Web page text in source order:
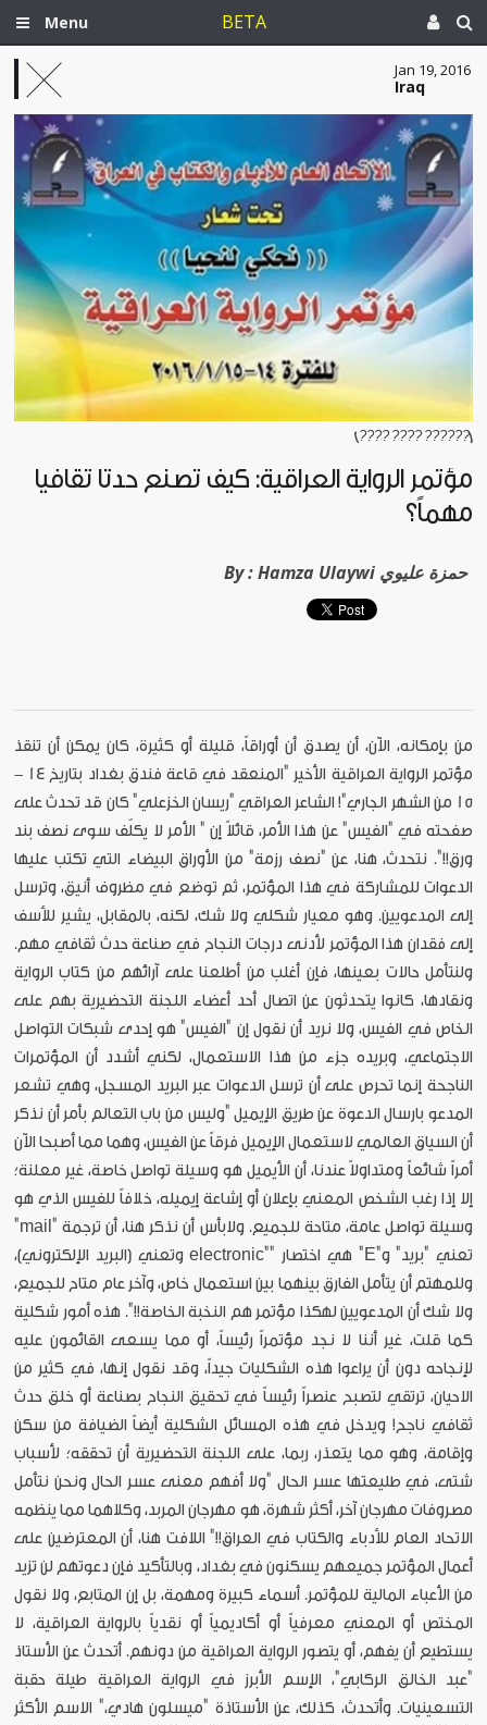
Menu BETA
Jan 19, 2016
Iraq
[?????? ???? ????]
مؤتمر الرواية العراقية: كيف تصنع حدثاً ثقافياً
مهماً؟
By : Hamza Ulaywi حمزة عليوي
من بإمكانه، الآن، أن يصدق أن أوراقاً، قليلة أو كثيرة، كان يمكن أن تنقذ
مؤتمر الرواية العراقية الأخير "المنعقد في قاعة فندق بغداد بتاريخ 14 -
15 من الشهر الجاري"! الشاعر العراقي "ريسان الخزعلي" كان قد تحدث على
صفحته في "الفيس" عن هذا الأمر، قائلاً إن " الأمر لا يكلّف سوى نصف بند
ورق!!". نتحدث، هنا، عن "نصف رزمة" من الأوراق البيضاء التي تكتب عليها
الدعوات للمشاركة في هذا المؤتمر، ثم توضع في مظروف أنيق، وترسل
إلى المدعويين. وهو معيار شكلي ولا شك، لكنه، بالمقابل، يشير للأسف
إلى فقدان هذا المؤتمر لأدنى درجات النجاح في صناعة حدث ثقافي مهم.
ولنتأمل حالات بعينها، فإن أغلب من أطلعنا على آرائهم من كتاب الرواية
ونقادها، كانوا يتحدثون عن اتصال أحد أعضاء اللجنة التحضيرية بهم على
الخاص في الفيس، ولا نريد أن نقول إن "الفيس" هو إحدى شبكات التواصل
الاجتماعي، وبريده جزء من هذا الاستعمال، لكني أشدد أن المؤتمرات
الناجحة إنما تحرص على أن ترسل الدعوات عبر البريد المسجل، وهي تشعر
المدعو بارسال الدعوة عن طريق الإيميل "وليس من باب التعالم بأمر أن نذكر
أن السياق العالمي لاستعمال الإيميل فرقاً عن الفيس، وهما مما أصبحا الآن
أمراً شائعاً ومتداولاً عندنا، أن الأيميل هو وسيلة تواصل خاصة، غير معلنة؛
إلا إذا رغب الشخص المعني بإعلان أو إشاعة إيميله، خلافاً للفيس الذي هو
وسيلة تواصل عامة، متاحة للجميع. ولابأس أن نذكر هنا، أن ترجمة "mail"
تعني "بريد" و"E" هي اختصار ""electronic وتعني (البريد الإلكتروني)،
وللمهتم أن يتأمل الفارق بينهما بين استعمال خاص، وآخر عام متاح للجميع،
ولا شك أن المدعويين لهكذا مؤتمر هم النخبة الخاصة!!". هذه أمور شكلية
كما قلت، غير أننا لا نجد مؤتمراً رئيساً، أو مما يسعى القائمون عليه
لإنجاحه دون أن يراعوا هذه الشكليات جيداً، وقد نقول إنها، في كثير من
الاحيان، ترتقي لتصبح عنصراً رئيساً في تحقيق النجاح بصناعة أو خلق حدث
ثقافي ناجح! ويدخل في هذه المسائل الشكلية أيضاً الضيافة من سكن
وإقامة، وهو مما يتعذر، ربما، على اللجنة التحضيرية أن تحققه؛ لأسباب
شتى، في طليعتها عسر الحال "ولا أفهم معنى عسر الحال ونحن نتأمل
مصروفات مهرجان آخر، أكثر شهرة، هو مهرجان المربد، وكلاهما مما ينظمه
الاتحاد العام للأدباء والكتاب في العراق!!" اللافت هنا، أن المعترضين على
أعمال المؤتمر جميعهم يسكنون في بغداد، وبالتأكيد فإن دعوتهم لن تزيد
من الأعباء المالية للمؤتمر. أسماء كبيرة ومهمة، بل إن المتابع، ولا نقول
المختص أو المعني معرفياً أو أكاديمياً أو نقدياً بالرواية العراقية، لا
يستطيع أن يفهم، أو يتصور الرواية العراقية من دونهم. أتحدث عن الأستاذ
"عبد الخالق الركابي"، الإسم الأبرز في الرواية العراقية طيلة حقبة
التسعينيات. وأتحدث، كذلك، عن الأستاذة "ميسلون هادي،" الاسم الأكثر